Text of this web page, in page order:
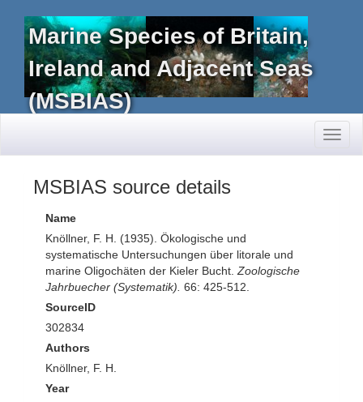
Marine Species of Britain,
Ireland and Adjacent Seas
(MSBIAS)
MSBIAS source details
Name
Knöllner, F. H. (1935). Ökologische und
systematische Untersuchungen über litorale und
marine Oligochäten der Kieler Bucht. Zoologische
Jahrbuecher (Systematik). 66: 425-512.
SourceID
302834
Authors
Knöllner, F. H.
Year